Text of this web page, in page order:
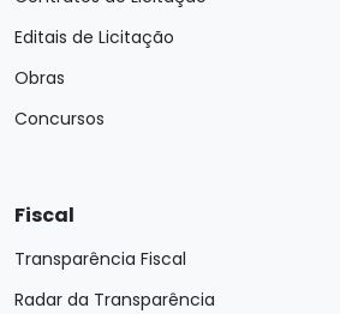
Editais de Licitação
Obras
Concursos
Fiscal
Transparência Fiscal
Radar da Transparência